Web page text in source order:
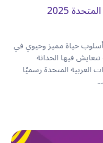
وشهرية.
أسبوع في زيارة
دبي، توفر كويك ليز
السفر المختلفة.
2025
حياة مميز وحيوي في
فيها الحداثة
العربية المتحدة رسميًا